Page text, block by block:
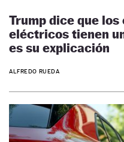
Trump dice que
eléctricos tienen
es su explicación
ALFREDO RUEDA